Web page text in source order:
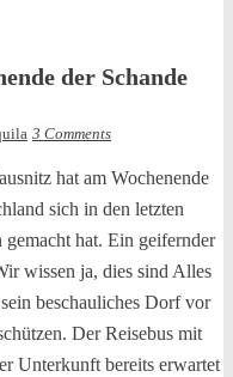
der Schande
3 Comments
hat am Wochenende
sich in den letzten
hat. Ein geifernder
wissen ja, dies sind Alles
beschauliches Dorf vor
Der Reisebus mit
Unterkunft bereits erwartet